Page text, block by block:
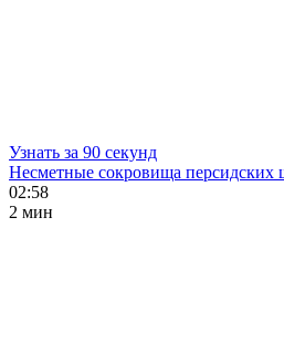
Узнать за 90 секунд
Несметные сокровища персидских
02:58
2 мин